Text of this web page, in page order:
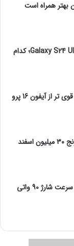
بررسی رنگ بندی گوشی Galaxy S24 Ultra؛ کدام
گلکسی اس 25 اولترا احتمالا قوی تر از آیفون 16 پرو
معرفی بهترین گوشی ها در رنج ۳۰ میلیون اسفند
گوشی Redmi Note 14 Pro سرعت شارژ 90 واتی